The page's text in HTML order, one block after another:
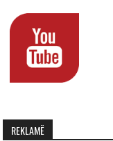
REKLAMË